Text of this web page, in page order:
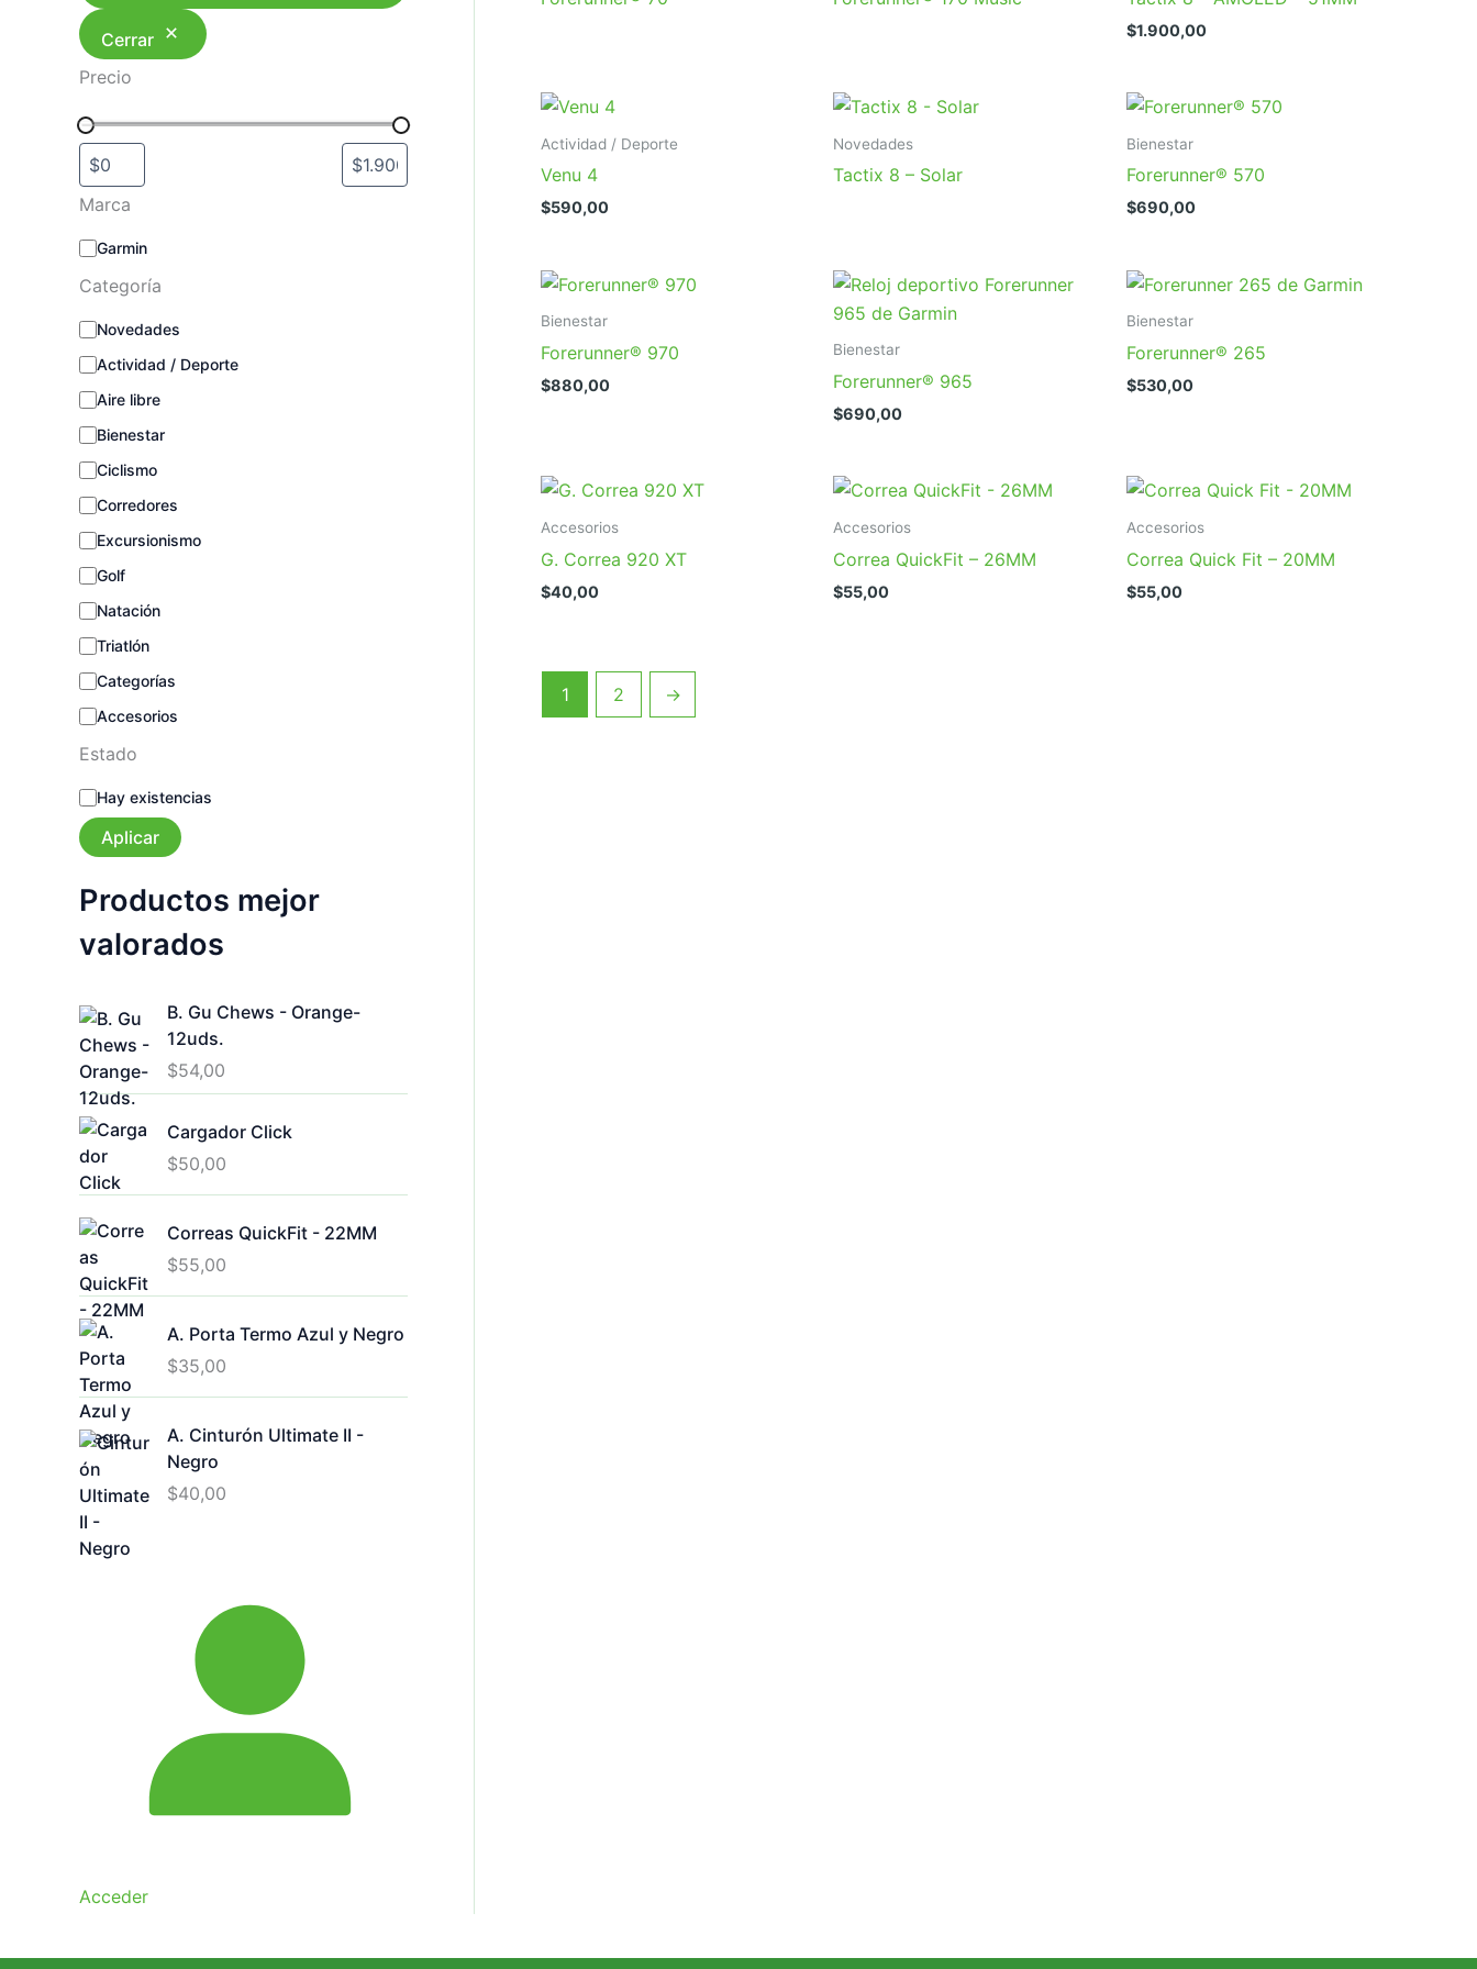
Cerrar
Precio
Marca
M
r
a
Garmin
Categoría
C
t
e
g
o
í
a
Novedades
Actividad / Deporte
Aire libre
Bienestar
Ciclismo
Corredores
Excursionismo
Golf
Natación
Triatlón
Categorías
Accesorios
Estado
E
t
a
o
Hay existencias
Aplicar
Productos mejor
valorados
B. Gu Chews - Orange-
12uds.
$54,00
Cargador Click
$50,00
Correas QuickFit - 22MM
$55,00
A. Porta Termo Azul y Negro
$35,00
A. Cinturón Ultimate II -
Negro
$40,00
Acceder
$1.900,00
Actividad / Deporte
Venu 4
$590,00
Novedades
Tactix 8 – Solar
Bienestar
Forerunner® 570
$690,00
Bienestar
Forerunner® 970
$880,00
Bienestar
Forerunner® 965
$690,00
Bienestar
Forerunner® 265
$530,00
Accesorios
G. Correa 920 XT
$40,00
Accesorios
Correa QuickFit – 26MM
$55,00
Accesorios
Correa Quick Fit – 20MM
$55,00
1 2 →